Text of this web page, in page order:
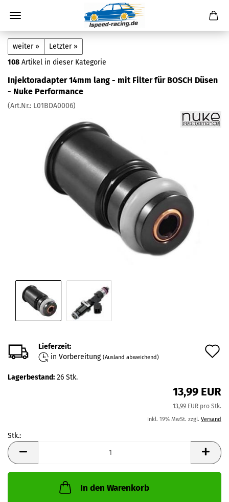
weiter »
Letzter »
108 Artikel in dieser Kategorie
Injektoradapter 14mm lang - mit Filter für BOSCH Düsen
- Nuke Performance
(Art.Nr.: L01BDA0006)
Lieferzeit:
in Vorbereitung (Ausland abweichend)
Lagerbestand: 26 Stk.
13,99 EUR
13,99 EUR pro Stk.
inkl. 19% MwSt. zzgl. Versand
Stk.:
Stk.
In den Warenkorb